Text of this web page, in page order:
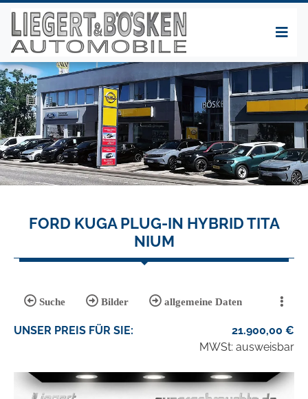
FORD KUGA PLUG-IN HYBRID TITA
NIUM
Suche Bilder allgemeine Daten
UNSER PREIS FÜR SIE: 21.900,00 €
MWSt: ausweisbar